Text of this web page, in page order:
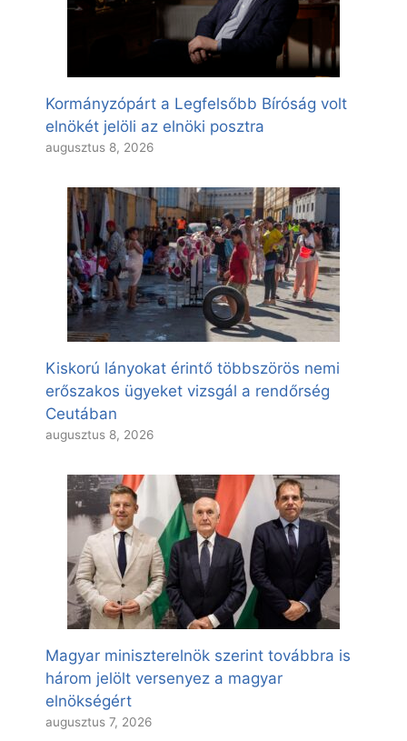
Kormányzópárt a Legfelsőbb Bíróság volt
elnökét jelöli az elnöki posztra
augusztus 8, 2026
Kiskorú lányokat érintő többszörös nemi
erőszakos ügyeket vizsgál a rendőrség
Ceutában
augusztus 8, 2026
Magyar miniszterelnök szerint továbbra is
három jelölt versenyez a magyar
elnökségért
augusztus 7, 2026